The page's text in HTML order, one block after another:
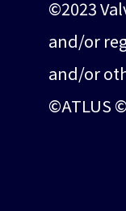
©2023
and/or
and/or
©ATLUS